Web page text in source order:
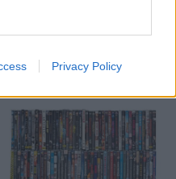
Privacy Policy